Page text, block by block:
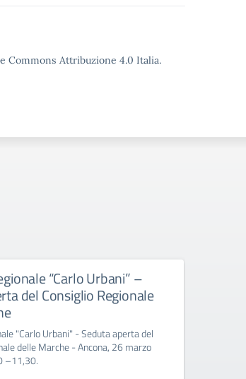
Commons Attribuzione 4.0 Italia.
“Carlo Urbani” –
del Consiglio Regionale
"Carlo Urbani" - Seduta aperta del
delle Marche - Ancona, 26 marzo
–11,30.